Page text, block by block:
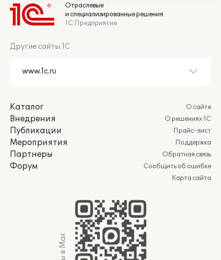
Отраслевые
и специализированные решения
1С:Предприятие
Другие сайты 1С
Каталог
Внедрения
Публикации
Мероприятия
Партнеры
Форум
О сайте
О решениях 1С
Прайс-лист
Поддержка
Обратная связь
Сообщить об ошибке
Карта сайта
Мы в Max